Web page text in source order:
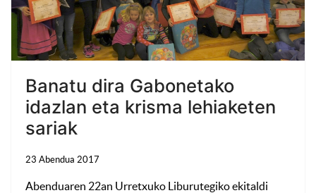
Banatu dira Gabonetako
idazlan eta krisma lehiaketen
sariak
23 Abendua 2017
Abenduaren 22an Urretxuko Liburutegiko ekitaldi